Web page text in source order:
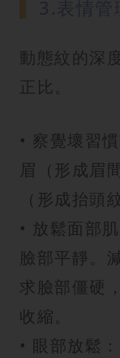
動態紋的深
正比。
• 察覺壞習
眉（形成眉
（形成抬頭
• 放鬆面部
臉部平靜。
求臉部僵硬
收縮。
• 眼部放鬆